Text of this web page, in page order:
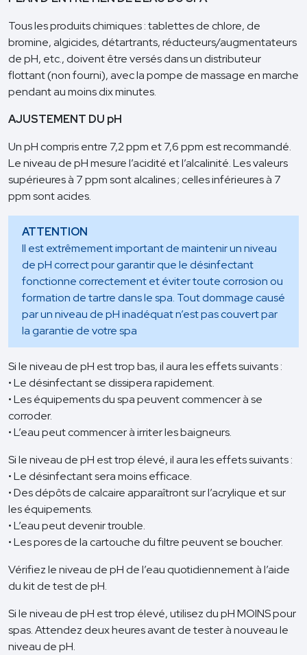
Tous les produits chimiques : tablettes de chlore, de
bromine, algicides, détartrants, réducteurs/augmentateurs
de pH, etc., doivent être versés dans un distributeur
flottant (non fourni), avec la pompe de massage en marche
pendant au moins dix minutes.
AJUSTEMENT DU pH
Un pH compris entre 7,2 ppm et 7,6 ppm est recommandé.
Le niveau de pH mesure l’acidité et l’alcalinité. Les valeurs
supérieures à 7 ppm sont alcalines ; celles inférieures à 7
ppm sont acides.
ATTENTION
Il est extrêmement important de maintenir un niveau
de pH correct pour garantir que le désinfectant
fonctionne correctement et éviter toute corrosion ou
formation de tartre dans le spa. Tout dommage causé
par un niveau de pH inadéquat n’est pas couvert par
la garantie de votre spa
Si le niveau de pH est trop bas, il aura les effets suivants :
• Le désinfectant se dissipera rapidement.
• Les équipements du spa peuvent commencer à se
corroder.
• L’eau peut commencer à irriter les baigneurs.
Si le niveau de pH est trop élevé, il aura les effets suivants :
• Le désinfectant sera moins efficace.
• Des dépôts de calcaire apparaîtront sur l’acrylique et sur
les équipements.
• L’eau peut devenir trouble.
• Les pores de la cartouche du filtre peuvent se boucher.
Vérifiez le niveau de pH de l’eau quotidiennement à l’aide
du kit de test de pH.
Si le niveau de pH est trop élevé, utilisez du pH MOINS pour
spas. Attendez deux heures avant de tester à nouveau le
niveau de pH.